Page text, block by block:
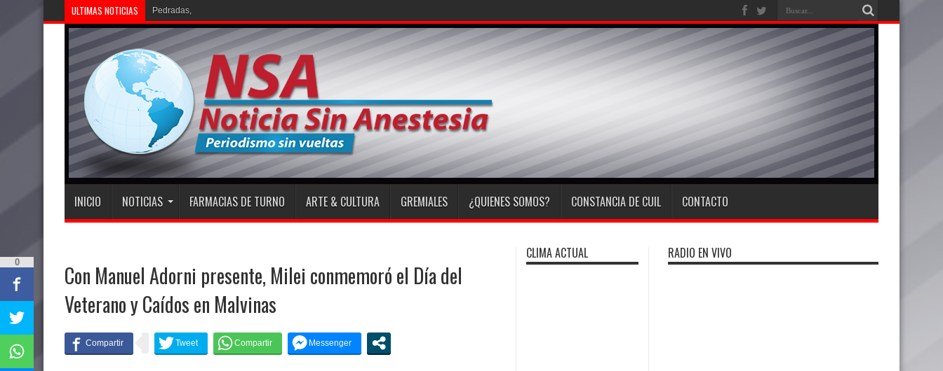
ULTIMAS NOTICIAS Pedradas, corridas y detenid
INICIO NOTICIAS FARMACIAS DE TURNO ARTE & CULTURA GREMIALES ¿QUIENES SOMOS? CONSTANCIA DE CUIL CONTACTO
Con Manuel Adorni presente, Milei conmemoró el Día del
Veterano y Caídos en Malvinas
CLIMA ACTUAL RADIO EN VIVO
0